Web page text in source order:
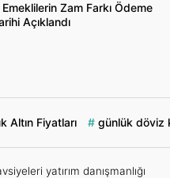
Emeklilerin Zam Farkı Ödeme
Açıklandı
Altın Fiyatları günlük döviz
yatırım danışmanlığı